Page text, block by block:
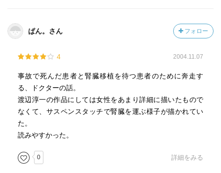
ぱん。さん フォロー
4 2004.11.07
事故で死んだ患者と腎臓移植を待つ患者のために奔走す
る、ドクターの話。
渡辺淳一の作品にしては女性をあまり詳細に描いたもので
なくて、サスペンスタッチで腎臓を運ぶ様子が描かれてい
た。
読みやすかった。
0 詳細をみる